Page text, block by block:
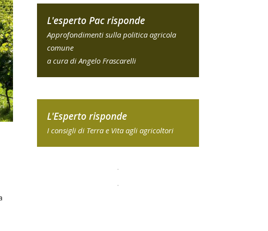
L'esperto Pac risponde
Approfondimenti sulla politica agricola
comune
a cura di Angelo Frascarelli
L'Esperto risponde
I consigli di Terra e Vita agli agricoltori